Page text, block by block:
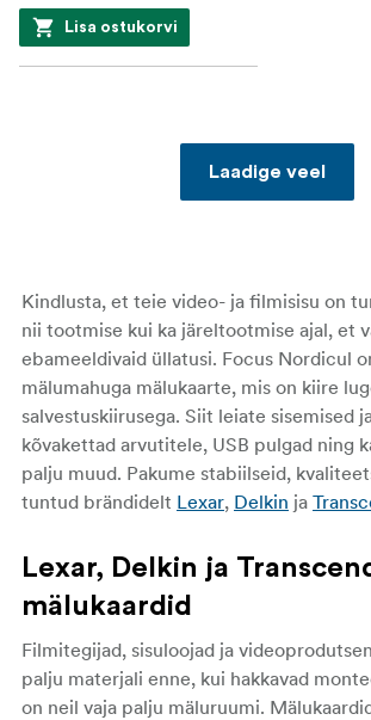
Lisa ostukorvi
Laadige veel
Kindlusta, et teie video- ja filmisisu on
nii tootmise kui ka järeltootmise ajal, et
ebameeldivaid üllatusi. Focus Nordicul
mälumahuga mälukaarte, mis on kiire
salvestuskiirusega. Siit leiate sisemised
kõvakettad arvutitele, USB pulgad ning
palju muud. Pakume stabiilseid,
tuntud brändidelt Lexar, Delkin ja
Lexar, Delkin ja
mälukaardid
Filmitegijad, sisuloojad ja
palju materjali enne, kui hakkavad
on neil vaja palju mäluruumi.